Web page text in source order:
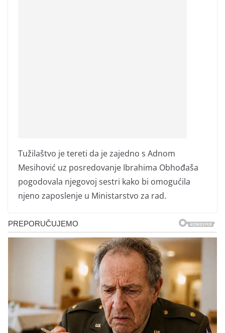
Tužilaštvo je tereti da je zajedno s Adnom
Mesihović uz posredovanje Ibrahima Obhođaša
pogodovala njegovoj sestri kako bi omogućila
njeno zaposlenje u Ministarstvo za rad.